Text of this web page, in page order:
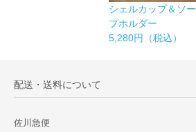
シェルカップ＆ソー
プホルダー
5,280円（税込）
配送・送料について
佐川急便